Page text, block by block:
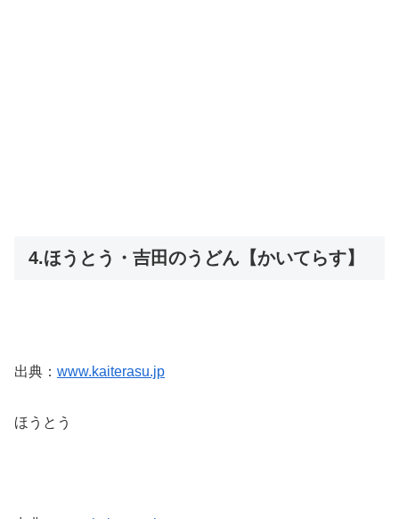
4.ほうとう・吉田のうどん【かいてらす】
出典： www.kaiterasu.jp
ほうとう